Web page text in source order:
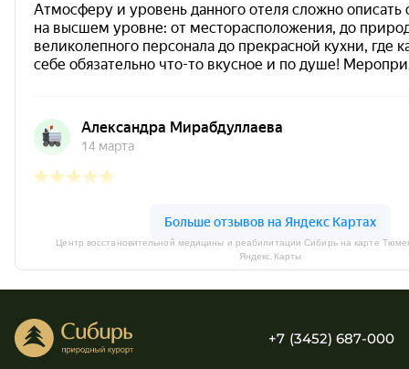
Центр восстановительной медицины и реабилитации Сибирь на карте
Яндекс.Карты
+7 (3452) 687-000